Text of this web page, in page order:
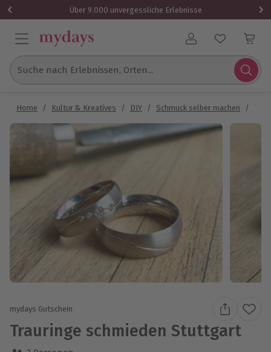
Über 9.000 unvergessliche Erlebnisse
Benutzerkonto
Suche nach Erlebnissen, Orten...
Home / Kultur & Kreatives / DIY / Schmuck selber machen /
mydays Gutschein
Trauringe schmieden Stuttgart